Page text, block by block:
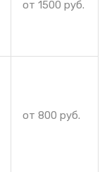
от 1500 руб.
от 800 руб.